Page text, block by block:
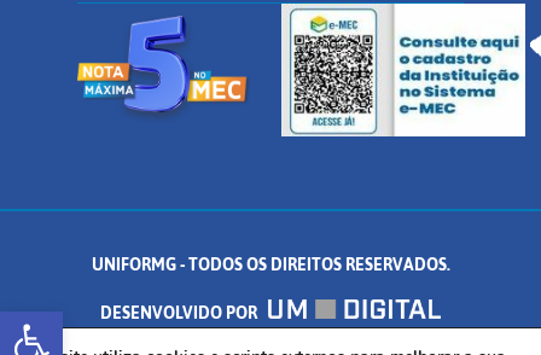
Abrir a barra de ferramentas
UNIFORMG - TODOS OS DIREITOS RESERVADOS.
DESENVOLVIDO POR